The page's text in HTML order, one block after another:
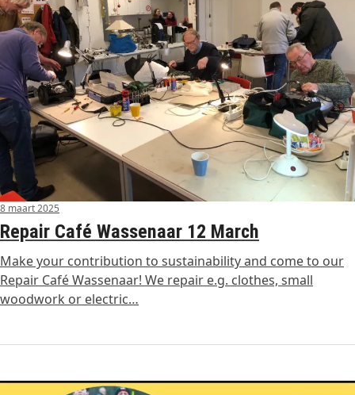
8 maart 2025
Repair Café Wassenaar 12 March
Make your contribution to sustainability and come to our
Repair Café Wassenaar! We repair e.g. clothes, small
woodwork or electric…